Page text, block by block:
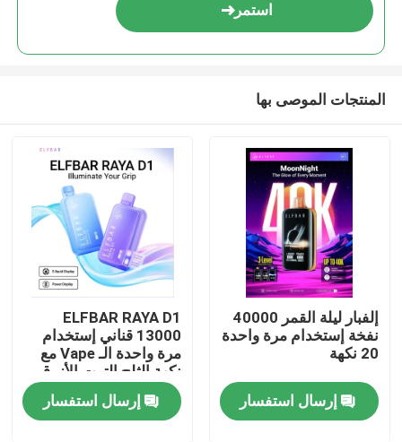
منزل
استمر
المنتجات الموصى بها
إلفبار ليلة القمر 40000
نفخة إستخدام مرة واحدة
20 نكهة
إرسال استفسار
ELFBAR RAYA D1
13000 قناني إستخدام
مرة واحدة الـ Vape مع
نكهة الثلج التوت الأزرق
إرسال استفسار